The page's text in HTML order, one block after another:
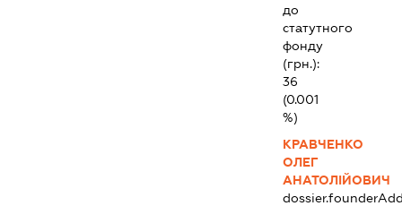
до
статутного
фонду
(грн.):
36
(0.001
%)
КРАВЧЕНКО
ОЛЕГ
АНАТОЛІЙОВИЧ